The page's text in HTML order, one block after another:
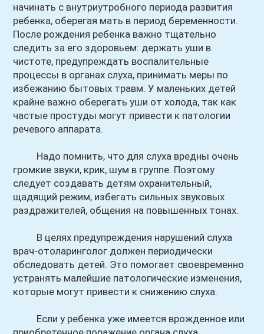
начинать с внутриутробного периода развития
ребенка, оберегая мать в период беременности.
После рождения ребенка важно тщательно
следить за его здоровьем: держать уши в
чистоте, предупреждать воспалительные
процессы в органах слуха, принимать меры по
избежанию бытовых травм. У маленьких детей
крайне важно оберегать уши от холода, так как
частые простуды могут привести к патологии
речевого аппарата.
Надо помнить, что для слуха вредны очень
громкие звуки, крик, шум в группе. Поэтому
следует создавать детям охранительный,
щадящий режим, избегать сильных звуковых
раздражителей, общения на повышенных тонах.
В целях предупреждения нарушений слуха
врач-отоларинголог должен периодически
обследовать детей. Это помогает своевременно
устранять малейшие патологические изменения,
которые могут привести к снижению слуха.
Если у ребенка уже имеется врожденное или